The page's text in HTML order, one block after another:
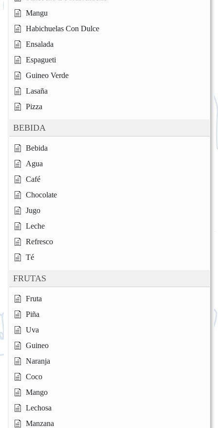
Mangu
Habichuelas Con Dulce
Ensalada
Espagueti
Guineo Verde
Lasaña
Pizza
BEBIDA
Bebida
Agua
Café
Chocolate
Jugo
Leche
Refresco
Té
FRUTAS
Fruta
Piña
Uva
Guineo
Naranja
Coco
Mango
Lechosa
Manzana